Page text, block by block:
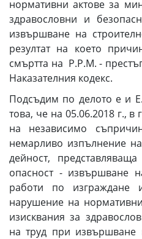
нормативни актове за
здравословни и
извършване на
резултат на което
смъртта на Р.Р.М. -
Наказателния кодекс.
Подсъдим по делото е и
това, че на 05.06.2018 г.,
на независимо
немарливо изпълнение
дейност,
опасност - извършване
работи по
нарушение на
изисквания за
на труд при извършване